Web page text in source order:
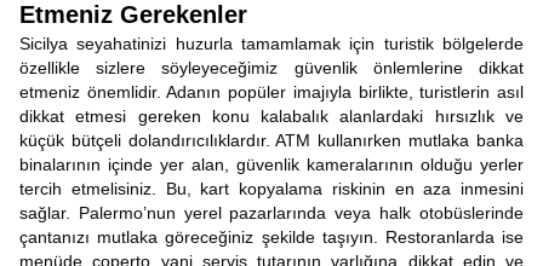
Etmeniz Gerekenler
Sicilya seyahatinizi huzurla tamamlamak için turistik bölgelerde
özellikle sizlere söyleyeceğimiz güvenlik önlemlerine dikkat
etmeniz önemlidir. Adanın popüler imajıyla birlikte, turistlerin asıl
dikkat etmesi gereken konu kalabalık alanlardaki hırsızlık ve
küçük bütçeli dolandırıcılıklardır. ATM kullanırken mutlaka banka
binalarının içinde yer alan, güvenlik kameralarının olduğu yerler
tercih etmelisiniz. Bu, kart kopyalama riskinin en aza inmesini
sağlar. Palermo’nun yerel pazarlarında veya halk otobüslerinde
çantanızı mutlaka göreceğiniz şekilde taşıyın. Restoranlarda ise
menüde coperto yani servis tutarının varlığına dikkat edin ve